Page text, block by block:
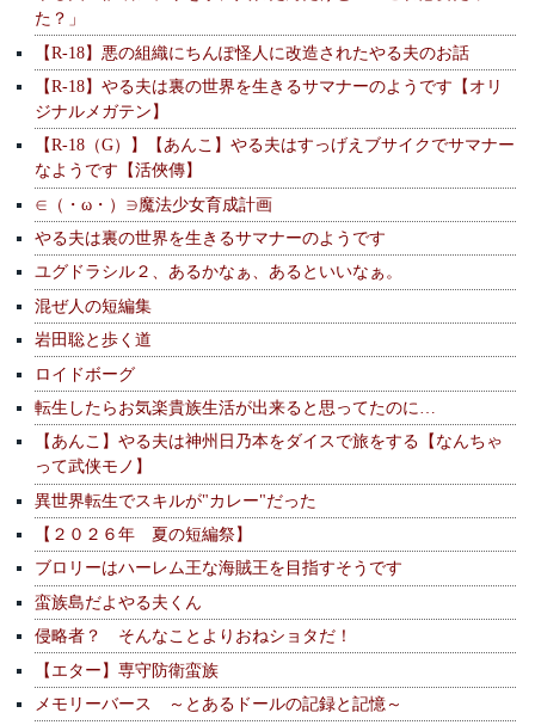
た？」
【R-18】悪の組織にちんぽ怪人に改造されたやる夫のお話
【R-18】やる夫は裏の世界を生きるサマナーのようです【オリ
ジナルメガテン】
【R-18（G）】【あんこ】やる夫はすっげえブサイクでサマナー
なようです【活俠傳】
∈（・ω・）∋魔法少女育成計画
やる夫は裏の世界を生きるサマナーのようです
ユグドラシル２、あるかなぁ、あるといいなぁ。
混ぜ人の短編集
岩田聡と歩く道
ロイドボーグ
転生したらお気楽貴族生活が出来ると思ってたのに…
【あんこ】やる夫は神州日乃本をダイスで旅をする【なんちゃ
って武侠モノ】
異世界転生でスキルが"カレー"だった
【２０２６年 夏の短編祭】
ブロリーはハーレム王な海賊王を目指すそうです
蛮族島だよやる夫くん
侵略者？ そんなことよりおねショタだ！
【エター】専守防衛蛮族
メモリーバース ～とあるドールの記録と記憶～